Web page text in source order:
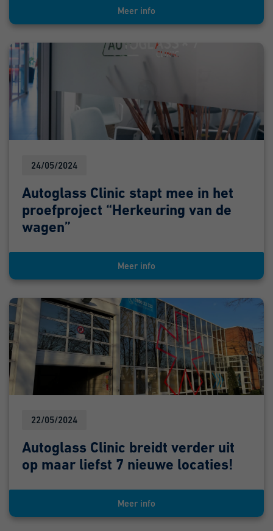
Meer info
24/05/2024
Autoglass Clinic stapt mee in het
proefproject “Herkeuring van de
wagen”
Meer info
22/05/2024
Autoglass Clinic breidt verder uit
op maar liefst 7 nieuwe locaties!
Meer info